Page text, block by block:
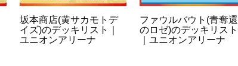
坂本商店(黄サカモトデ
イズ)のデッキリスト｜
ユニオンアリーナ
ファウルバウト(青奪還
のロゼ)のデッキリスト
｜ユニオンアリーナ